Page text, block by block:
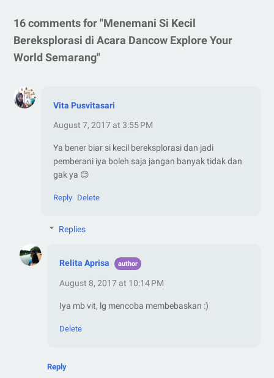
16 comments for "Menemani Si Kecil
Bereksplorasi di Acara Dancow Explore Your
World Semarang"
Vita Pusvitasari
August 7, 2017 at 3:55 PM
Ya bener biar si kecil bereksplorasi dan jadi
pemberani iya boleh saja jangan banyak tidak dan
gak ya 😊
Reply Delete
Replies
Relita Aprisa
August 8, 2017 at 10:14 PM
Iya mb vit, lg mencoba membebaskan :)
Delete
Reply